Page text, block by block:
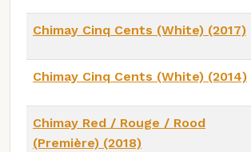
Chimay Cinq Cents (White) (2017)
Chimay Cinq Cents (White) (2014)
Chimay Red / Rouge / Rood
(Première) (2018)